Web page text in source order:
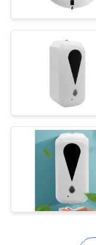
Dinding